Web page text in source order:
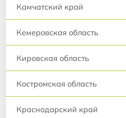
Камчатский край
Кемеровская область
Кировская область
Костромская область
Краснодарский край